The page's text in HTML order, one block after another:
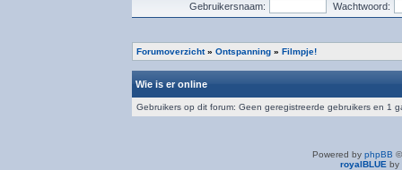
Gebruikersnaam: Wachtwoord:
Forumoverzicht» Ontspanning » Filmpje!
Wie is er online
Gebruikers op dit forum: Geen geregistreerde gebruikers en 1
Powered by phpBB
royalBLUE by